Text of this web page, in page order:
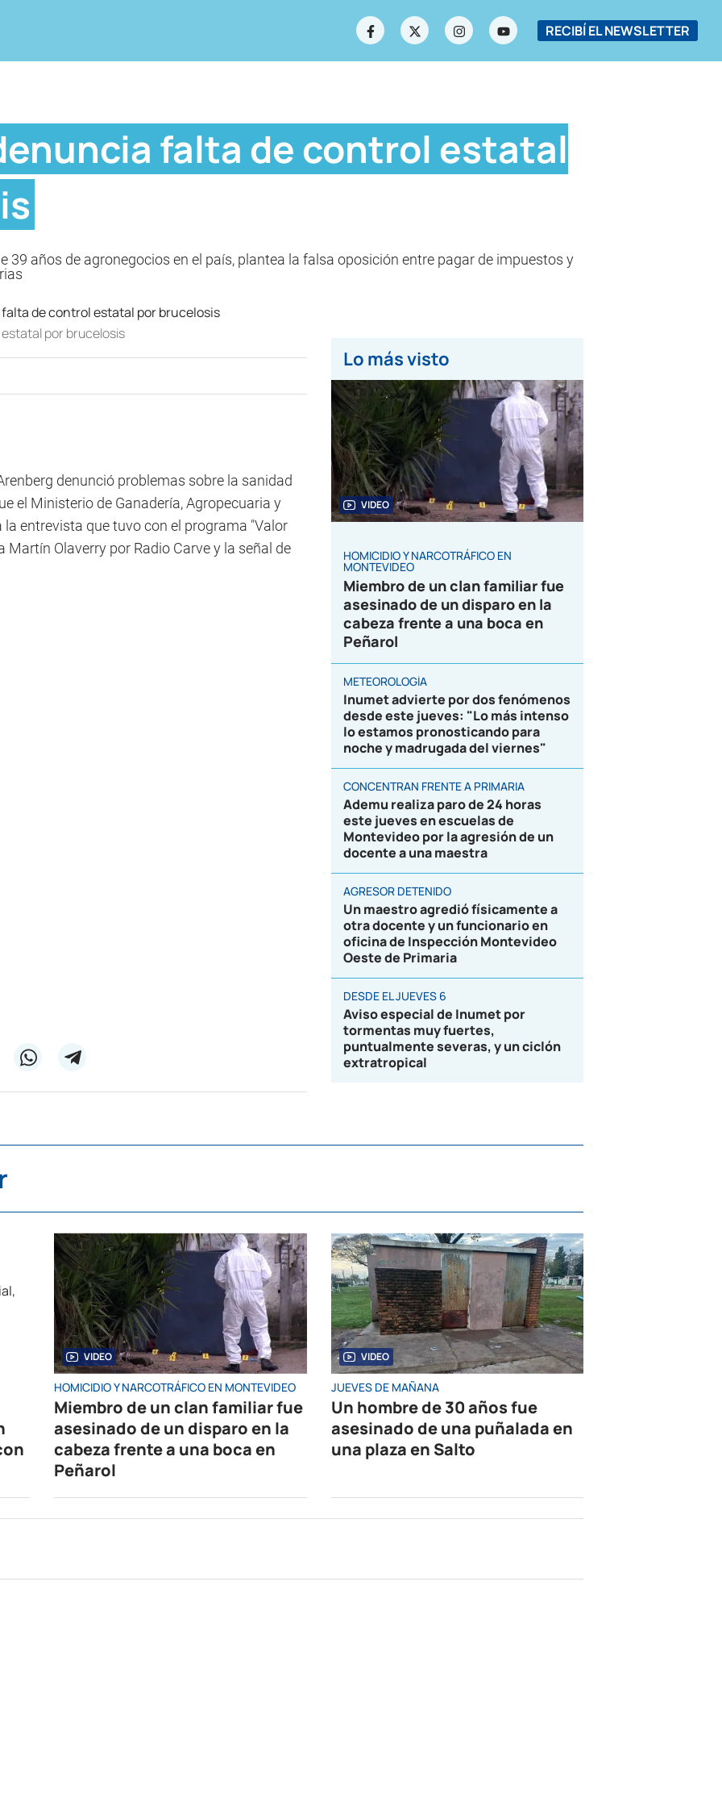
RECIBÍ EL NEWSLETTER
falta de control estatal
39 años de agronegocios en el país, plantea la falsa oposición entre pagar de impuestos y
por brucelosis
denunció problemas sobre la sanidad
el Ministerio de Ganadería, Agropecuaria y
entrevista que tuvo con el programa "Valor
Martín Olaverry por Radio Carve y la señal de
Lo más visto
VIDEO
HOMICIDIO Y NARCOTRÁFICO EN
MONTEVIDEO
Miembro de un clan familiar fue
asesinado de un disparo en la
cabeza frente a una boca en
Peñarol
METEOROLOGÍA
Inumet advierte por dos fenómenos
desde este jueves: "Lo más intenso
lo estamos pronosticando para
noche y madrugada del viernes"
CONCENTRAN FRENTE A PRIMARIA
Ademu realiza paro de 24 horas
este jueves en escuelas de
Montevideo por la agresión de un
docente a una maestra
AGRESOR DETENIDO
Un maestro agredió físicamente a
otra docente y un funcionario en
oficina de Inspección Montevideo
Oeste de Primaria
DESDE EL JUEVES 6
Aviso especial de Inumet por
tormentas muy fuertes,
puntualmente severas, y un ciclón
extratropical
VIDEO
HOMICIDIO Y NARCOTRÁFICO EN MONTEVIDEO
Miembro de un clan familiar fue
asesinado de un disparo en la
cabeza frente a una boca en
Peñarol
VIDEO
JUEVES DE MAÑANA
Un hombre de 30 años fue
asesinado de una puñalada en
una plaza en Salto